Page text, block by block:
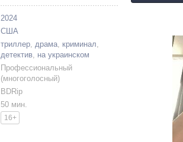
2024
США
триллер, драма, криминал,
детектив, на украинском
Профессиональный
(многоголосный)
BDRip
50 мин.
16+